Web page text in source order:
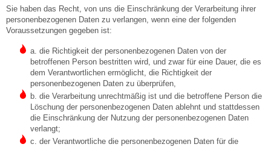
Sie haben das Recht, von uns die Einschränkung der Verarbeitung ihrer
personenbezogenen Daten zu verlangen, wenn eine der folgenden
Voraussetzungen gegeben ist:
a. die Richtigkeit der personenbezogenen Daten von der
betroffenen Person bestritten wird, und zwar für eine Dauer, die es
dem Verantwortlichen ermöglicht, die Richtigkeit der
personenbezogenen Daten zu überprüfen,
b. die Verarbeitung unrechtmäßig ist und die betroffene Person die
Löschung der personenbezogenen Daten ablehnt und stattdessen
die Einschränkung der Nutzung der personenbezogenen Daten
verlangt;
c. der Verantwortliche die personenbezogenen Daten für die